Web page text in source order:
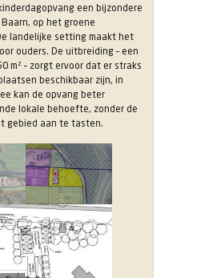
een bijzondere
op het groene
landelijke setting maakt het
ouders. De uitbreiding – een
m² – zorgt ervoor dat er straks
beschikbaar zijn, in
kan de opvang beter
lokale behoefte, zonder de
gebied aan te tasten.